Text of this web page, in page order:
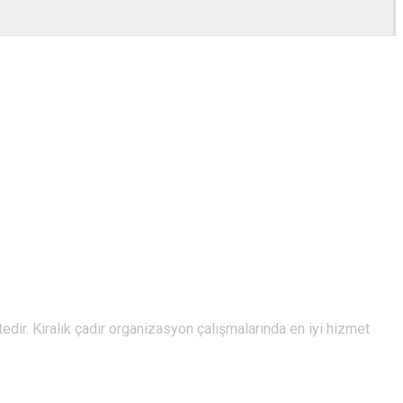
Kiralık çadır organizasyon çalışmalarında en iyi hizmet